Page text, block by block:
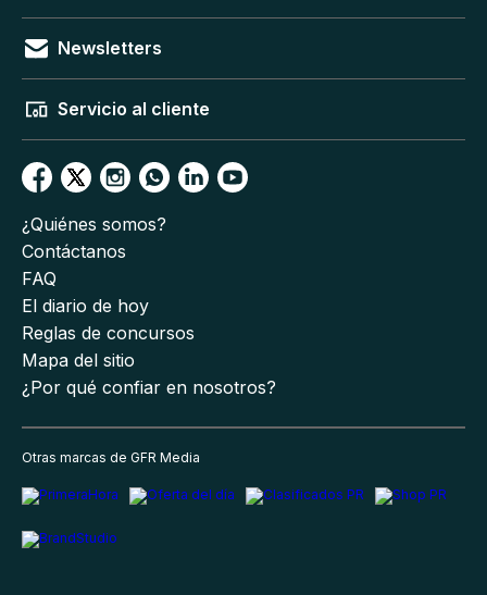
Newsletters
Servicio al cliente
¿Quiénes somos?
Contáctanos
FAQ
El diario de hoy
Reglas de concursos
Mapa del sitio
¿Por qué confiar en nosotros?
Otras marcas de GFR Media